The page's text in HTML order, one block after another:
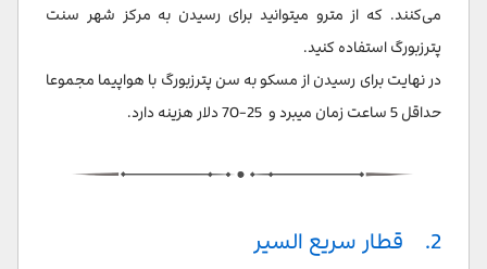
می‌کنند. که از مترو میتوانید برای رسیدن به مرکز شهر سنت
پترزبورگ استفاده کنید.
در نهایت برای رسیدن از مسکو به سن پترزبورگ با هواپیما مجموعا
حداقل 5 ساعت زمان میبرد و 25-70 دلار هزینه دارد.
2. قطار سریع السیر